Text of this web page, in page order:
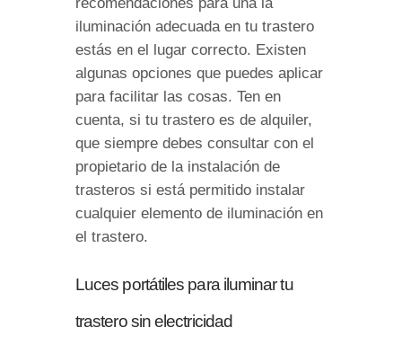
iluminación adecuada en tu trastero
estás en el lugar correcto. Existen
algunas opciones que puedes aplicar
para facilitar las cosas. Ten en
cuenta, si tu trastero es de alquiler,
que siempre debes consultar con el
propietario de la instalación de
trasteros si está permitido instalar
cualquier elemento de iluminación en
el trastero.
Luces portátiles para iluminar tu
trastero sin electricidad